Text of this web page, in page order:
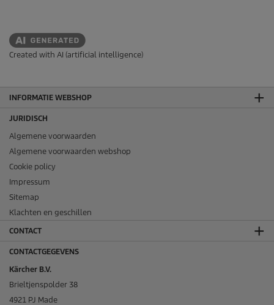
Created with AI (artificial intelligence)
INFORMATIE WEBSHOP
JURIDISCH
Algemene voorwaarden
Algemene voorwaarden webshop
Cookie policy
Impressum
Sitemap
Klachten en geschillen
CONTACT
CONTACTGEGEVENS
Kärcher B.V.
Brieltjenspolder 38
4921 PJ Made